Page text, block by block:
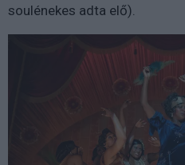
soulénekes adta elő).